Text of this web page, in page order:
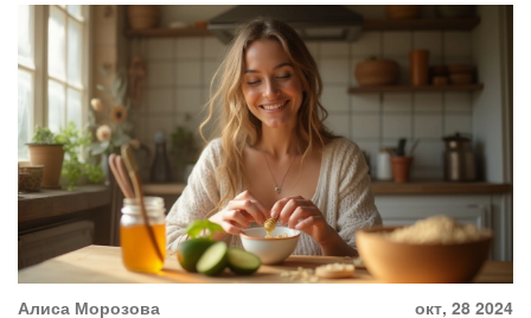
Алиса Морозова
окт, 28 2024